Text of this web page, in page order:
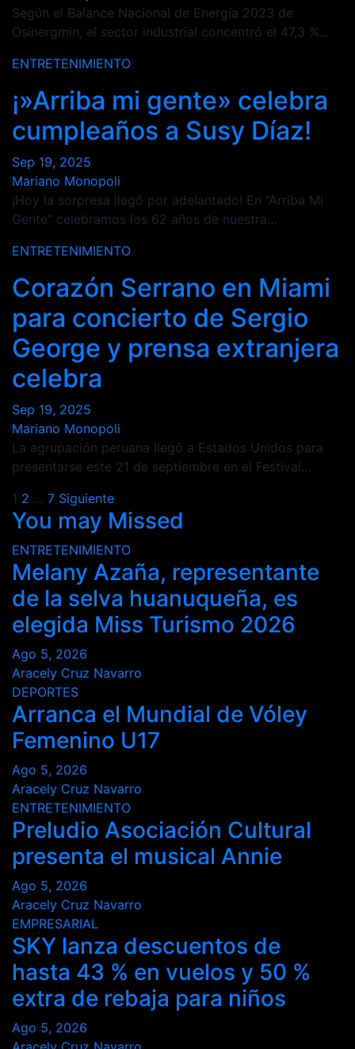
Según el Balance Nacional de Energía 2023 de
Osinergmin, el sector industrial concentró el 47,3 %…
ENTRETENIMIENTO
¡»Arriba mi gente» celebra
cumpleaños a Susy Díaz!
Sep 19, 2025
Mariano Monopoli
¡Hoy la sorpresa llegó por adelantado! En “Arriba Mi
Gente” celebramos los 62 años de nuestra…
ENTRETENIMIENTO
Corazón Serrano en Miami
para concierto de Sergio
George y prensa extranjera
celebra
Sep 19, 2025
Mariano Monopoli
La agrupación peruana llegó a Estados Unidos para
presentarse este 21 de septiembre en el Festival…
Paginación
de
entradas
1 2 … 7 Siguiente
You may Missed
ENTRETENIMIENTO
Melany Azaña, representante
de la selva huanuqueña, es
elegida Miss Turismo 2026
Ago 5, 2026
Aracely Cruz Navarro
DEPORTES
Arranca el Mundial de Vóley
Femenino U17
Ago 5, 2026
Aracely Cruz Navarro
ENTRETENIMIENTO
Preludio Asociación Cultural
presenta el musical Annie
Ago 5, 2026
Aracely Cruz Navarro
EMPRESARIAL
SKY lanza descuentos de
hasta 43 % en vuelos y 50 %
extra de rebaja para niños
Ago 5, 2026